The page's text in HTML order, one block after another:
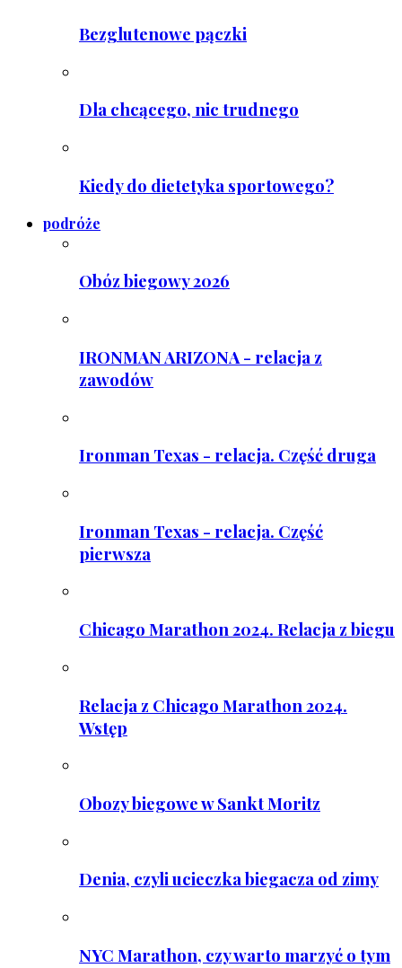
Bezglutenowe pączki
Dla chcącego, nic trudnego
Kiedy do dietetyka sportowego?
podróże
Obóz biegowy 2026
IRONMAN ARIZONA - relacja z
zawodów
Ironman Texas - relacja. Część druga
Ironman Texas - relacja. Część
pierwsza
Chicago Marathon 2024. Relacja z biegu
Relacja z Chicago Marathon 2024.
Wstęp
Obozy biegowe w Sankt Moritz
Denia, czyli ucieczka biegacza od zimy
NYC Marathon, czy warto marzyć o tym